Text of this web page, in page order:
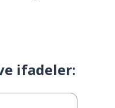
ifadeler: